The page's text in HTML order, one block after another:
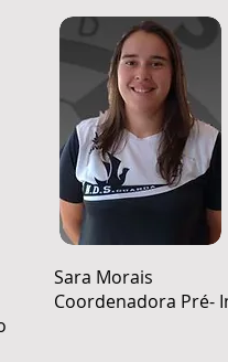
Sara Morais
Coordenadora Pré-